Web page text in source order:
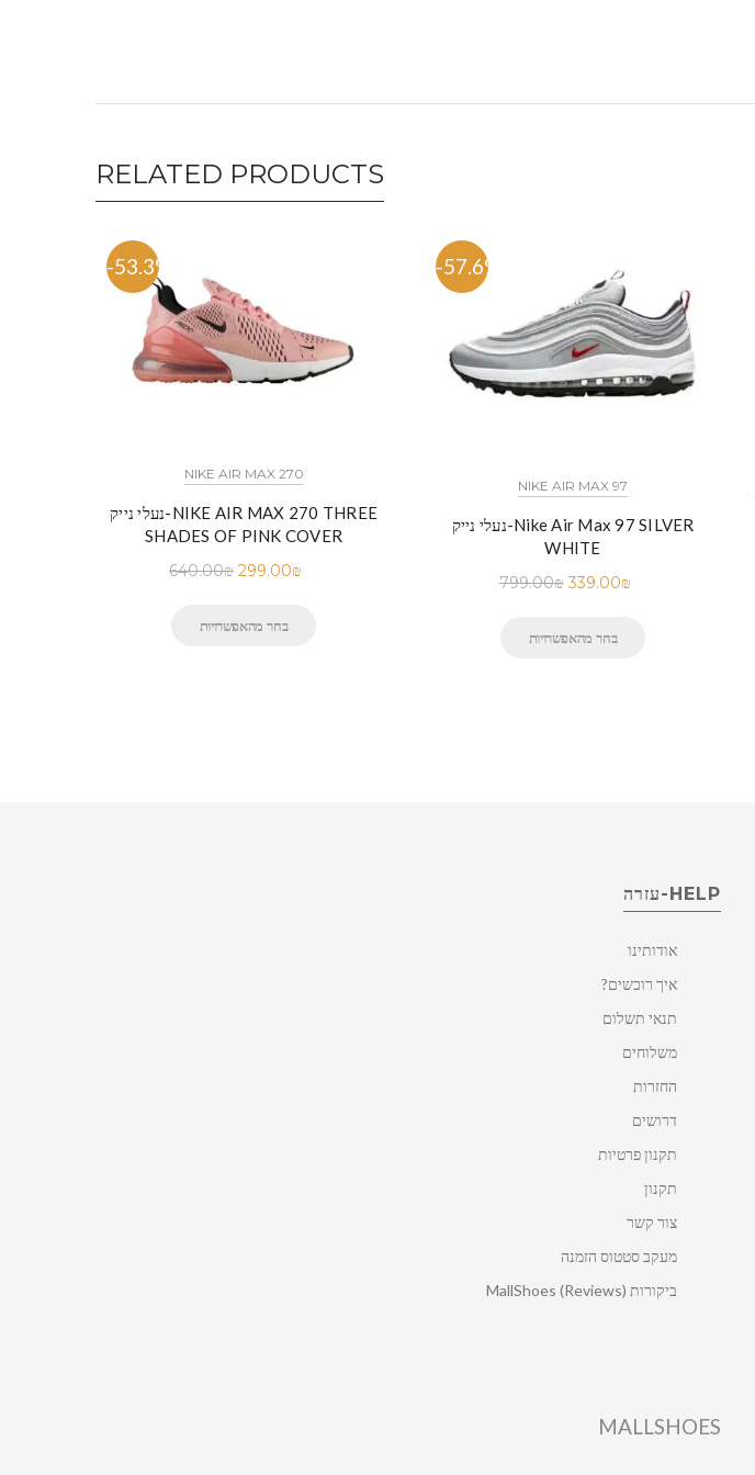
RELATED PRODUCTS
-53.3%
NIKE AIR MAX 270
נעלי נייק-NIKE AIR MAX 270 THREE
SHADES OF PINK COVER
640.00₪ 299.00₪
בחר מהאפשרויות
-57.6%
NIKE AIR MAX 97
נעלי נייק-Nike Air Max 97 SILVER
WHITE
799.00₪ 339.00₪
בחר מהאפשרויות
HELP-עזרה
אודותינו
איך רוכשים?
תנאי תשלום
משלוחים
החזרות
דרושים
תקנון פרטיות
תקנון
צור קשר
מעקב סטטוס הזמנה
ביקורות MallShoes (Reviews)
MALLSHOES